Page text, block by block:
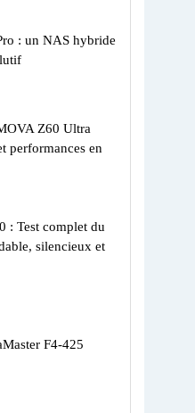
: un NAS hybride
Z60 Ultra
performances en
: Test complet du
silencieux et
F4-425